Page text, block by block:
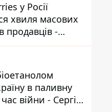
у Росії
хвиля масових
продавців -
в паливну
війни - Сергій